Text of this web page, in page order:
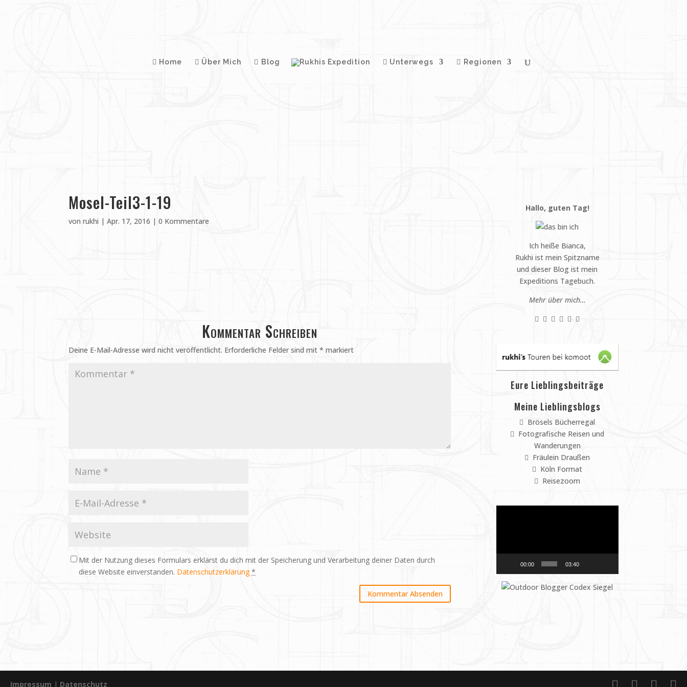
Home Über Mich Blog Unterwegs Regionen
Mosel-Teil3-1-19
vonrukhi |Apr. 17, 2016 |0 Kommentare
Kommentar Schreiben
Deine E-Mail-Adresse wird nicht veröffentlicht. Erforderliche Felder sind mit* markiert
Mit der Nutzung dieses Formulars erklärst du dich mit der Speicherung und Verarbeitung deiner Daten durch
diese Website einverstanden. Datenschutzerklärung *
Hallo, guten Tag!
Ich heiße Bianca,
Rukhi ist mein Spitzname
und dieser Blog ist mein
Expeditions Tagebuch.
Mehr über mich…
Eure Lieblingsbeiträge
Meine Lieblingsblogs
Brösels Bücherregal
Fotografische Reisen und
Wanderungen
Fräulein Draußen
Köln Format
Reisezoom
00:00 03:40
Impressum | Datenschutz